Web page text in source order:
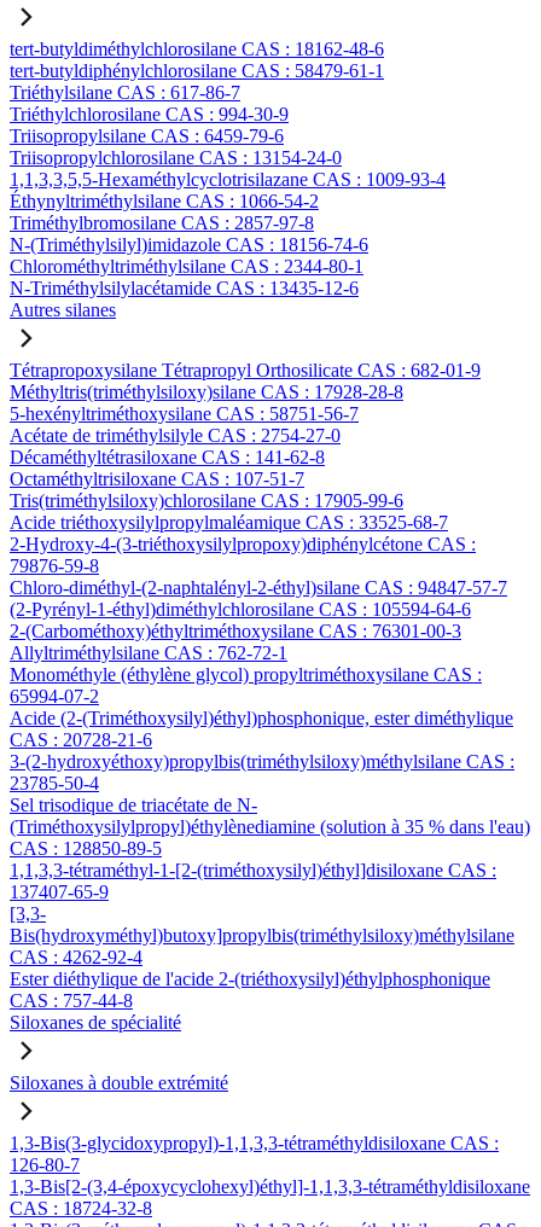
tert-butyldiméthylchlorosilane CAS : 18162-48-6
tert-butyldiphénylchlorosilane CAS : 58479-61-1
Triéthylsilane CAS : 617-86-7
Triéthylchlorosilane CAS : 994-30-9
Triisopropylsilane CAS : 6459-79-6
Triisopropylchlorosilane CAS : 13154-24-0
1,1,3,3,5,5-Hexaméthylcyclotrisilazane CAS : 1009-93-4
Éthynyltriméthylsilane CAS : 1066-54-2
Triméthylbromosilane CAS : 2857-97-8
N-(Triméthylsilyl)imidazole CAS : 18156-74-6
Chlorométhyltriméthylsilane CAS : 2344-80-1
N-Triméthylsilylacétamide CAS : 13435-12-6
Autres silanes
Tétrapropoxysilane Tétrapropyl Orthosilicate CAS : 682-01-9
Méthyltris(triméthylsiloxy)silane CAS : 17928-28-8
5-hexényltriméthoxysilane CAS : 58751-56-7
Acétate de triméthylsilyle CAS : 2754-27-0
Décaméthyltétrasiloxane CAS : 141-62-8
Octaméthyltrisiloxane CAS : 107-51-7
Tris(triméthylsiloxy)chlorosilane CAS : 17905-99-6
Acide triéthoxysilylpropylmaléamique CAS : 33525-68-7
2-Hydroxy-4-(3-triéthoxysilylpropoxy)diphénylcétone CAS :
79876-59-8
Chloro-diméthyl-(2-naphtalényl-2-éthyl)silane CAS : 94847-57-7
(2-Pyrényl-1-éthyl)diméthylchlorosilane CAS : 105594-64-6
2-(Carbométhoxy)éthyltriméthoxysilane CAS : 76301-00-3
Allyltriméthylsilane CAS : 762-72-1
Monométhyle (éthylène glycol) propyltriméthoxysilane CAS :
65994-07-2
Acide (2-(Triméthoxysilyl)éthyl)phosphonique, ester diméthylique
CAS : 20728-21-6
3-(2-hydroxyéthoxy)propylbis(triméthylsiloxy)méthylsilane CAS :
23785-50-4
Sel trisodique de triacétate de N-
(Triméthoxysilylpropyl)éthylènediamine (solution à 35 % dans l'eau)
CAS : 128850-89-5
1,1,3,3-tétraméthyl-1-[2-(triméthoxysilyl)éthyl]disiloxane CAS :
137407-65-9
[3,3-
Bis(hydroxyméthyl)butoxy]propylbis(triméthylsiloxy)méthylsilane
CAS : 4262-92-4
Ester diéthylique de l'acide 2-(triéthoxysilyl)éthylphosphonique
CAS : 757-44-8
Siloxanes de spécialité
Siloxanes à double extrémité
1,3-Bis(3-glycidoxypropyl)-1,1,3,3-tétraméthyldisiloxane CAS :
126-80-7
1,3-Bis[2-(3,4-époxycyclohexyl)éthyl]-1,1,3,3-tétraméthyldisiloxane
CAS : 18724-32-8